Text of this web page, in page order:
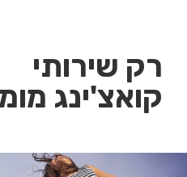
רק שירותי
קואצ'ינג